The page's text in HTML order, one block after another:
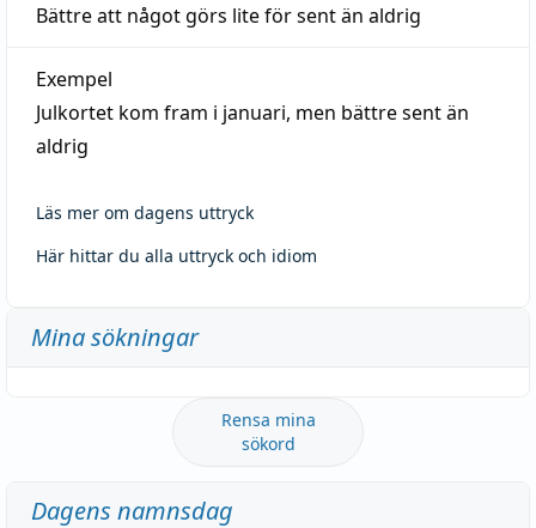
Bättre att något görs lite för sent än aldrig
Exempel
Julkortet kom fram i januari, men bättre sent än
aldrig
Läs mer om dagens uttryck
Här hittar du alla uttryck och idiom
Mina sökningar
Rensa mina
sökord
Dagens namnsdag